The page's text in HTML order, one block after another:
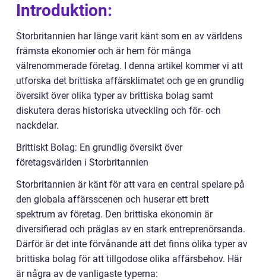
Introduktion:
Storbritannien har länge varit känt som en av världens
främsta ekonomier och är hem för många
välrenommerade företag. I denna artikel kommer vi att
utforska det brittiska affärsklimatet och ge en grundlig
översikt över olika typer av brittiska bolag samt
diskutera deras historiska utveckling och för- och
nackdelar.
Brittiskt Bolag: En grundlig översikt över
företagsvärlden i Storbritannien
Storbritannien är känt för att vara en central spelare på
den globala affärsscenen och huserar ett brett
spektrum av företag. Den brittiska ekonomin är
diversifierad och präglas av en stark entreprenörsanda.
Därför är det inte förvånande att det finns olika typer av
brittiska bolag för att tillgodose olika affärsbehov. Här
är några av de vanligaste typerna: